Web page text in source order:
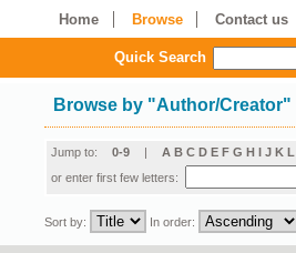
Home Browse Contact us
Quick Search
Browse by "Author/Creator"
Jump to: 0-9 | A B C D E F G H I J K L
or enter first few letters:
Sort by: In order: